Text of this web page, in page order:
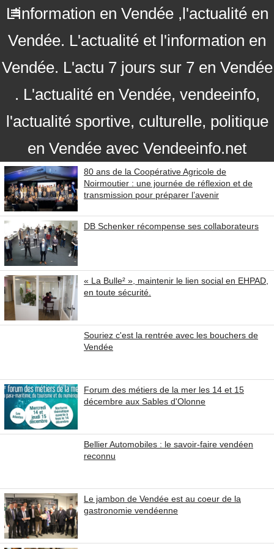
L'information en Vendée ,l'actualité en
Vendée. L'actualité et l'information en
Vendée. L'actu 7 jours sur 7 en Vendée
. L'actualité en Vendée, vendeeinfo,
l'actualité sportive, culturelle, politique
en Vendée avec Vendeeinfo.net
80 ans de la Coopérative Agricole de
Noirmoutier : une journée de réflexion et de
transmission pour préparer l’avenir
DB Schenker récompense ses collaborateurs
« La Bulle² », maintenir le lien social en EHPAD,
en toute sécurité.
Souriez c'est la rentrée avec les bouchers de
Vendée
Forum des métiers de la mer les 14 et 15
décembre aux Sables d'Olonne
Bellier Automobiles : le savoir-faire vendéen
reconnu
Le jambon de Vendée est au coeur de la
gastronomie vendéenne